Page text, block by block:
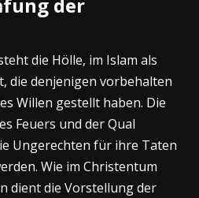
die Hölle, im Islam als
die denjenigen vorbehalten
Willen gestellt haben. Die
Feuers und der Qual
Ungerechten für ihre Taten
Wie im Christentum
dient die Vorstellung der